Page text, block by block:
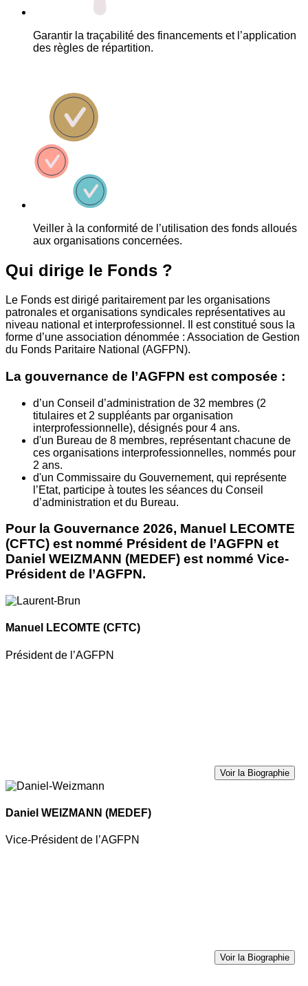
Garantir la traçabilité des financements et l’application
des règles de répartition.
Veiller à la conformité de l’utilisation des fonds alloués
aux organisations concernées.
Qui dirige le Fonds ?
Le Fonds est dirigé paritairement par les organisations
patronales et organisations syndicales représentatives au
niveau national et interprofessionnel. Il est constitué sous la
forme d’une association dénommée : Association de Gestion
du Fonds Paritaire National (AGFPN).
La gouvernance de l’AGFPN est composée :
d’un Conseil d’administration de 32 membres (2
titulaires et 2 suppléants par organisation
interprofessionnelle), désignés pour 4 ans.
d'un Bureau de 8 membres, représentant chacune de
ces organisations interprofessionnelles, nommés pour
2 ans.
d'un Commissaire du Gouvernement, qui représente
l’Etat, participe à toutes les séances du Conseil
d’administration et du Bureau.
Pour la Gouvernance 2026, Manuel LECOMTE
(CFTC) est nommé Président de l’AGFPN et
Daniel WEIZMANN (MEDEF) est nommé Vice-
Président de l’AGFPN.
Manuel LECOMTE (CFTC)
Président de l’AGFPN
Voir la Biographie
Daniel WEIZMANN (MEDEF)
Vice-Président de l’AGFPN
Voir la Biographie